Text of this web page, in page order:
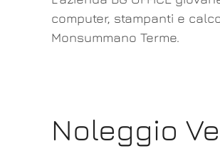
computer, stampanti e
Monsummano Terme.
Noleggio